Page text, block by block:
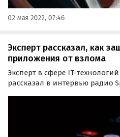
02 мая 2022, 07:46
Эксперт рассказал, как
приложения от взлома
Эксперт в сфере IT-
рассказал в интервью радио
поможет установка PIN-кода